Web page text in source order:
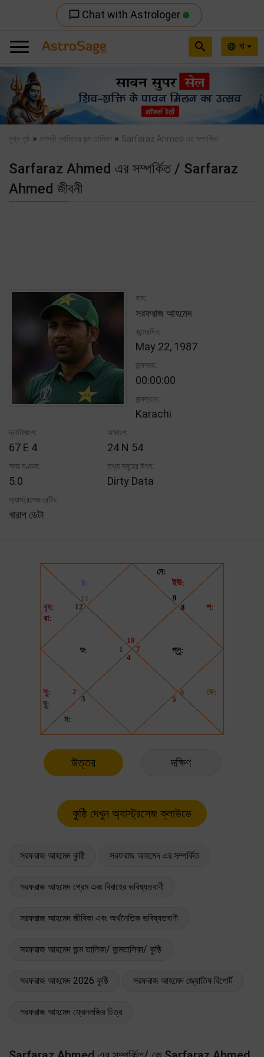
chat_bubble_outline Chat with Astrologer
language বা
search
Previous
মুখ্য পৃষ্ঠ » যশস্বী ব্যাক্তির জন্ম তালিকা » Sarfaraz Ahmed এর সম্পর্কিত
Sarfaraz Ahmed এর সম্পর্কিত / Sarfaraz
Ahmed জীবনী
নাম:
সরফরাজ আহমেদ
জন্মেরদিন:
May 22, 1987
জন্মসময়:
00:00:00
জন্মস্থান:
Karachi
দ্রাঘিমাংশ:
67 E 4
অক্ষাংশ:
24 N 54
সময় মণ্ডল:
5.0
তথ্য সমূহের উৎস:
Dirty Data
অ্যাস্ট্রসেজ রেটিং:
খারাপ ডেটা
উত্তর দক্ষিণ
সরফরাজ আহমেদ কুষ্ঠি সরফরাজ আহমেদ এর সম্পর্কিত
সরফরাজ আহমেদ প্রেম এবং বিবাহের ভবিষ্যতবাণী
সরফরাজ আহমেদ জীবিকা এবং অর্থনৈতিক ভবিষ্যতবাণী
সরফরাজ আহমেদ জন্ম তালিকা/ জন্মতালিকা/ কুষ্ঠি
সরফরাজ আহমেদ 2026 কুষ্ঠি সরফরাজ আহমেদ জ্যোতিষ রিপোর্ট
সরফরাজ আহমেদ ফ্রেনলজির চিত্র